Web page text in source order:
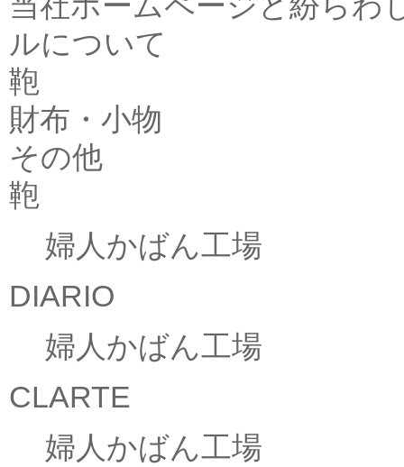
ルについて
鞄
財布・小物
その他
鞄
婦人かばん工場
DIARIO
婦人かばん工場
CLARTE
婦人かばん工場